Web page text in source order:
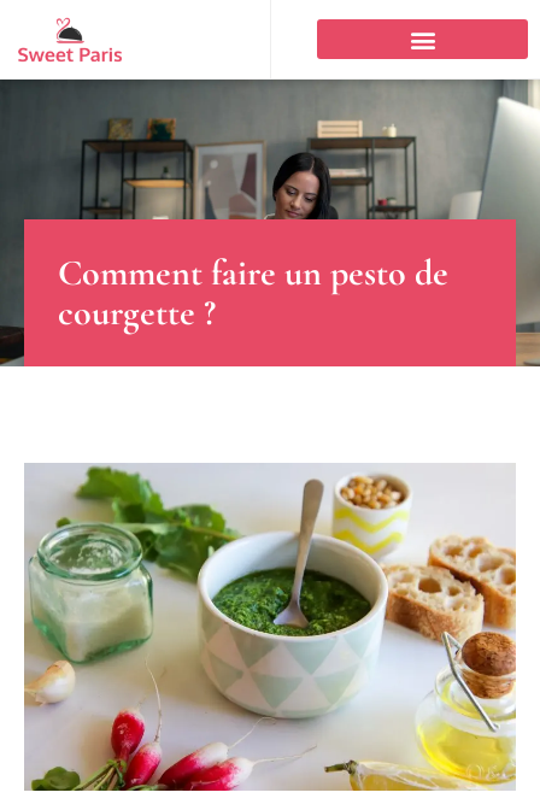
Comment faire un pesto de
courgette ?